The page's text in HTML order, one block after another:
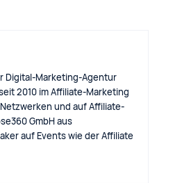
Digital-Marketing-Agentur
2010 im Affiliate-Marketing
und auf Affiliate-
GmbH aus
auf Events wie der Affiliate